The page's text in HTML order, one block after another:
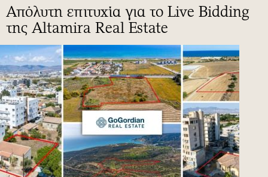
Απόλυτη επιτυχία για το Live Bidding
της Altamira Real Estate